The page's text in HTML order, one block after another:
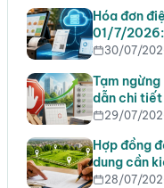
Hóa đơn
01/7/
30/07/
Tạm
dẫn chi
29/07/
Hợp đồng
dung cần
28/07/